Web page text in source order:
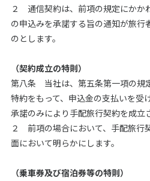
２ 通信契約は、前項の規定にかか
の申込みを承諾する旨の通知が旅行
のとします。
（契約成立の特則）
第八条 当社は、第五条第一項の規
特約をもって、申込金の支払いを受
承諾のみにより手配旅行契約を成立
２ 前項の場合において、手配旅行
面において明らかにします。
（乗車券及び宿泊券等の特則）